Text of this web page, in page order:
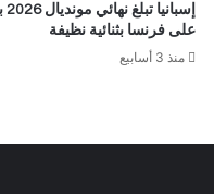
على فرنسا بثنائية نظيفة
منذ 3 أسابيع